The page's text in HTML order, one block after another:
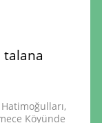
talana
Köyünde